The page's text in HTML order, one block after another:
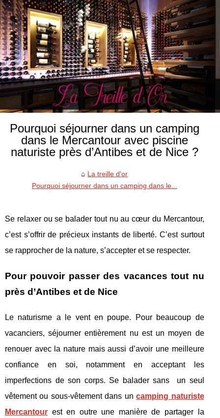
Pourquoi séjourner dans un camping
dans le Mercantour avec piscine
naturiste près d’Antibes et de Nice ?
La treille d'or
Pourquoi séjourner dans un camping dans le...
Se relaxer ou se balader tout nu au cœur du Mercantour,
c’est s’offrir de précieux instants de liberté. C’est surtout
se rapprocher de la nature, s’accepter et se respecter.
Pour pouvoir passer des vacances tout nu
près d’Antibes et de Nice
Le naturisme a le vent en poupe. Pour beaucoup de
vacanciers, séjourner entièrement nu est un moyen de
renouer avec la nature mais aussi d’avoir une meilleure
confiance en soi, notamment en acceptant les
imperfections de son corps. Se balader sans un seul
vêtement ou sous-vêtement dans uncamping naturiste
Mercantour est en outre une manière de partager la